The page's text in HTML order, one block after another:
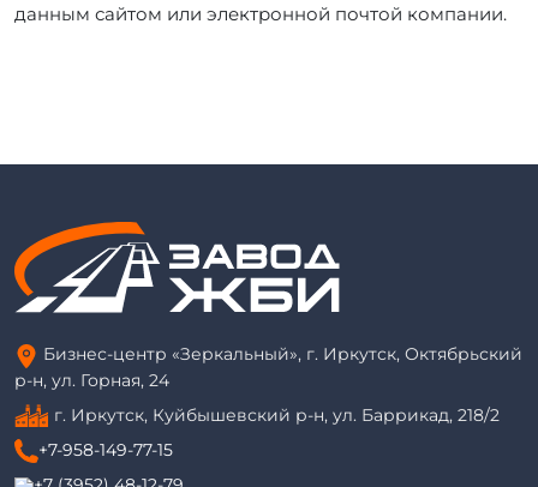
данным сайтом или электронной почтой компании.
Бизнес-центр «Зеркальный», г. Иркутск, Октябрьский
р-н, ул. Горная, 24
г. Иркутск, Куйбышевский р-н, ул. Баррикад, 218/2
+7-958-149-77-15